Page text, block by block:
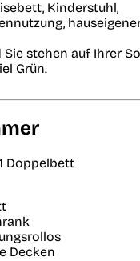
Kinderstuhl,
Sie stehen auf Ihrer
Grün.
1 Doppelbett
Decken